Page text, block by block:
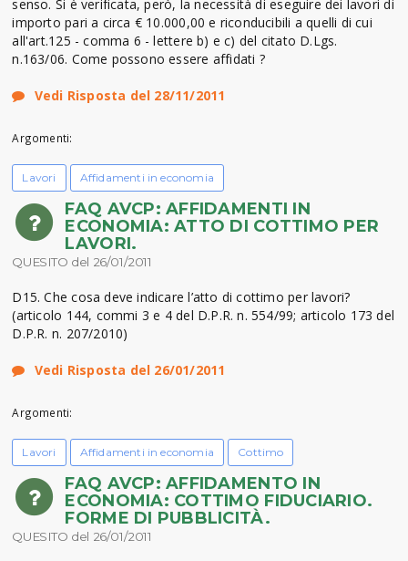
senso. Si è verificata, però, la necessità di eseguire dei lavori di
importo pari a circa € 10.000,00 e riconducibili a quelli di cui
all'art.125 - comma 6 - lettere b) e c) del citato D.Lgs.
n.163/06. Come possono essere affidati ?
Vedi Risposta del 28/11/2011
Argomenti:
Lavori Affidamenti in economia
FAQ AVCP: AFFIDAMENTI IN
ECONOMIA: ATTO DI COTTIMO PER
LAVORI.
QUESITO del 26/01/2011
D15. Che cosa deve indicare l’atto di cottimo per lavori?
(articolo 144, commi 3 e 4 del D.P.R. n. 554/99; articolo 173 del
D.P.R. n. 207/2010)
Vedi Risposta del 26/01/2011
Argomenti:
Lavori Affidamenti in economia Cottimo
FAQ AVCP: AFFIDAMENTO IN
ECONOMIA: COTTIMO FIDUCIARIO.
FORME DI PUBBLICITÀ.
QUESITO del 26/01/2011